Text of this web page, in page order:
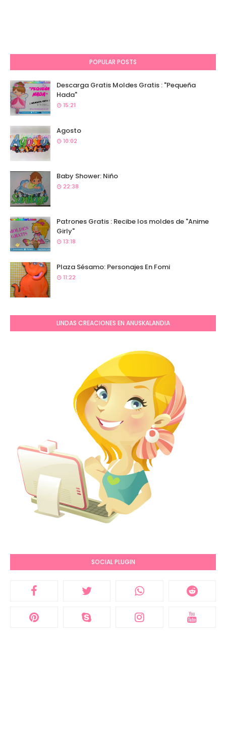
POPULAR POSTS
Descarga Gratis Moldes Gratis : "Pequeña
Hada"
15:21
Agosto
10:02
Baby Shower: Niño
22:38
Patrones Gratis : Recibe los moldes de "Anime
Girly"
13:18
Plaza Sésamo: Personajes En Fomi
11:22
LINDAS CREACIONES EN ANUSKALANDIA
SOCIAL PLUGIN